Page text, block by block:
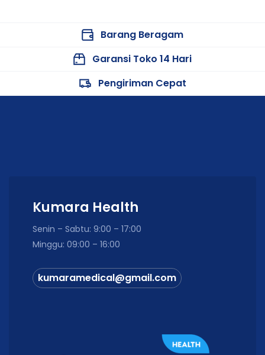
Barang Beragam
Garansi Toko 14 Hari
Pengiriman Cepat
Kumara Health
Senin – Sabtu: 9:00 – 17:00
Minggu: 09:00 – 16:00
kumaramedical@gmail.com